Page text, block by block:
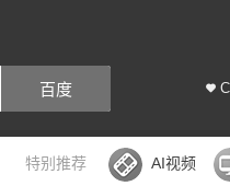
百度
特别推荐 AI视频